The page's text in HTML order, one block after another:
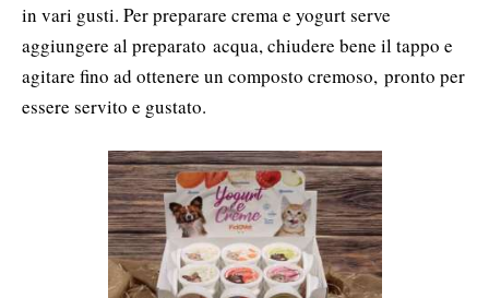
in vari gusti. Per preparare crema e yogurt serve
aggiungere al preparato acqua, chiudere bene il tappo e
agitare fino ad ottenere un composto cremoso, pronto per
essere servito e gustato.